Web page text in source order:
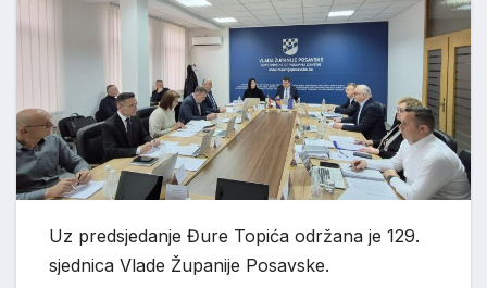
Uz predsjedanje Đure Topića održana je 129.
sjednica Vlade Županije Posavske.